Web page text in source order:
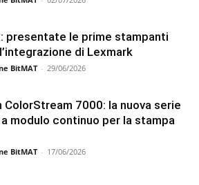
presentate le prime stampanti
di Lexmark
BitMAT - 29/06/2026
ColorStream 7000: la nuova serie
modulo continuo per la stampa
BitMAT - 17/06/2026